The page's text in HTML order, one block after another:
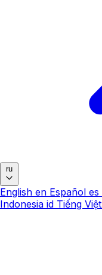
ru
English en Español es
Indonesia id Tiếng Việt